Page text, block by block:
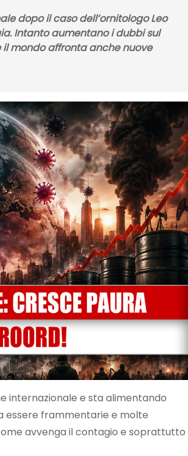
dopo il caso dell’ornitologo Leo
Intanto aumentano i dubbi sul
il mondo affronta anche nuove
internazionale e sta alimentando
essere frammentarie e molte
avvenga il contagio e soprattutto